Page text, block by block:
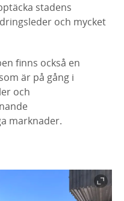
stadens
och mycket
finns också en
är på gång i
och
marknader.